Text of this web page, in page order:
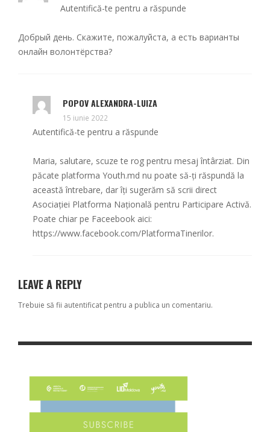
Autentifică-te pentru a răspunde
Добрый день. Скажите, пожалуйста, а есть варианты
онлайн волонтёрства?
POPOV ALEXANDRA-LUIZA
15 iunie 2022
Autentifică-te pentru a răspunde
Maria, salutare, scuze te rog pentru mesaj întârziat. Din
păcate platforma Youth.md nu poate să-ți răspundă la
această întrebare, dar îți sugerăm să scrii direct
Asociației Platforma Națională pentru Participare Activă.
Poate chiar pe Faceebook aici:
https://www.facebook.com/PlatformaTinerilor.
LEAVE A REPLY
Trebuie să fii autentificat pentru a publica un comentariu.